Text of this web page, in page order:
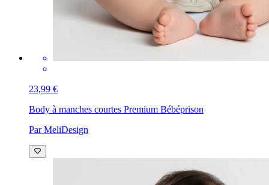
23,99 €
Body à manches courtes Premium Bébéprison
Par MeliDesign